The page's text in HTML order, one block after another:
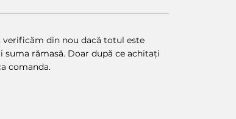
verificăm din nou dacă totul este
rămasă. Doar după ce achitați
comanda.